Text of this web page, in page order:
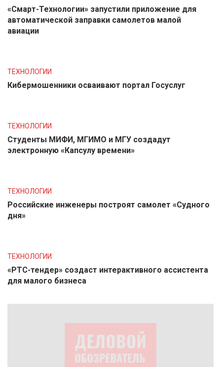
«Смарт-Технологии» запустили приложение для
автоматической заправки самолетов малой
авиации
ТЕХНОЛОГИИ
Кибермошенники осваивают портал Госуслуг
ТЕХНОЛОГИИ
Студенты МИФИ, МГИМО и МГУ создадут
электронную «Капсулу времени»
ТЕХНОЛОГИИ
Российские инженеры построят самолет «Судного
дня»
ТЕХНОЛОГИИ
«РТС-тендер» создаст интерактивного ассистента
для малого бизнеса